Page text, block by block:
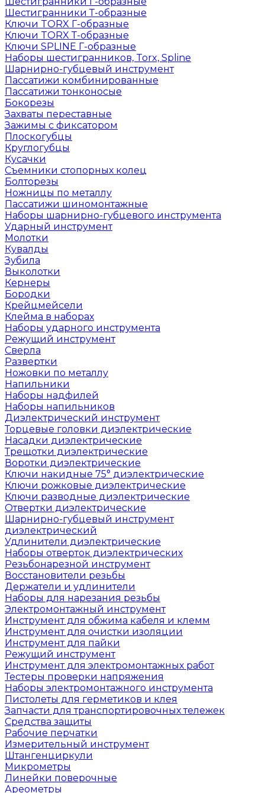
Шестигранники Т-образные
Ключи TORX Г-образные
Ключи TORX Т-образные
Ключи SPLINE Г-образные
Наборы шестигранников, Torx, Spline
Шарнирно-губцевый инструмент
Пассатижи комбинированные
Пассатижи тонконосые
Бокорезы
Захваты переставные
Зажимы с фиксатором
Плоскогубцы
Круглогубцы
Кусачки
Съемники стопорных колец
Болторезы
Ножницы по металлу
Пассатижи шиномонтажные
Наборы шарнирно-губцевого инструмента
Ударный инструмент
Молотки
Кувалды
Зубила
Выколотки
Кернеры
Бородки
Крейцмейсели
Клейма в наборах
Наборы ударного инструмента
Режущий инструмент
Сверла
Развертки
Ножовки по металлу
Напильники
Наборы надфилей
Наборы напильников
Диэлектрический инструмент
Торцевые головки диэлектрические
Насадки диэлектрические
Трещотки диэлектрические
Воротки диэлектрические
Ключи накидные 75° диэлектрические
Ключи рожковые диэлектрические
Ключи разводные диэлектрические
Отвертки диэлектрические
Шарнирно-губцевый инструмент
диэлектрический
Удлинители диэлектрические
Наборы отверток диэлектрических
Резьбонарезной инструмент
Восстановители резьбы
Держатели и удлинители
Наборы для нарезания резьбы
Электромонтажный инструмент
Инструмент для обжима кабеля и клемм
Инструмент для очистки изоляции
Инструмент для пайки
Режущий инструмент
Инструмент для электромонтажных работ
Тестеры проверки напряжения
Наборы электромонтажного инструмента
Пистолеты для герметиков и клея
Запчасти для транспортировочных тележек
Средства защиты
Рабочие перчатки
Измерительный инструмент
Штангенциркули
Микрометры
Линейки поверочные
Ареометры